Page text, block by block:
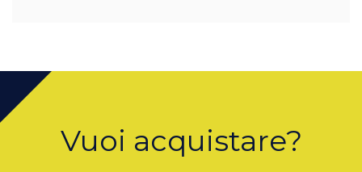
Vuoi acquistare?